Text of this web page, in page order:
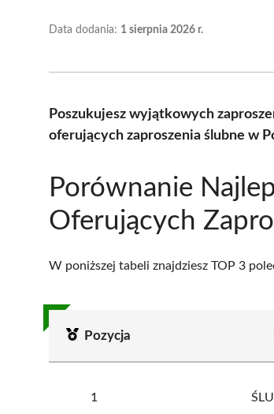
Data dodania: 1 sierpnia 2026 r.
Poszukujesz wyjątkowych
oferujących zaproszenia ślubne w
Porównanie
Oferujących
W poniższej tabeli znajdziesz TOP 3
Pozycja
1